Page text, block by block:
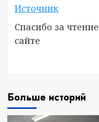
Источник
Спасибо за
сайте
Больше историй